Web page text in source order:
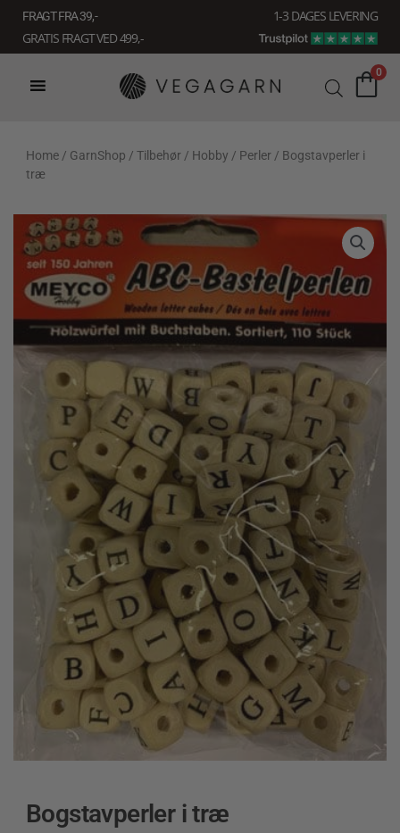
indholdet
FRAGT FRA 39, -
1-3 DAGES LEVERING
GRATIS FRAGT VED 499,-
0
Home / GarnShop / Tilbehør / Hobby / Perler / Bogstavperler i
træ
Bogstavperler i træ